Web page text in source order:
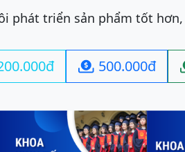
phát triển sản phẩm tốt
 500.000đ